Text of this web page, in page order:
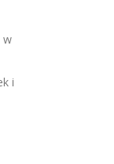
w
i